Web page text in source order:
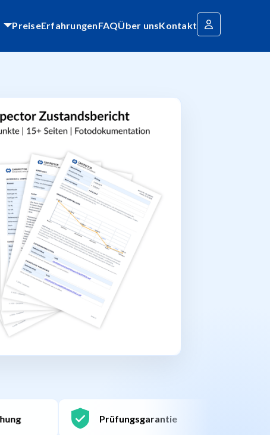
PreiseErfahrungenFAQÜber unsKontakt
Prüfungsgarantie